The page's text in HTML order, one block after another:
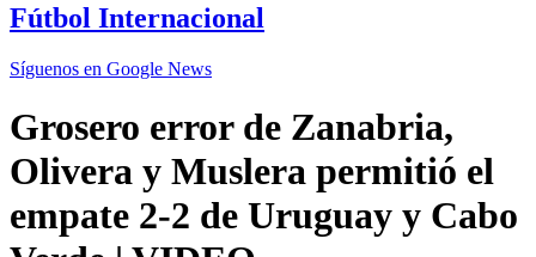
Fútbol Internacional
Síguenos en Google News
Grosero error de Zanabria,
Olivera y Muslera permitió el
empate 2-2 de Uruguay y Cabo